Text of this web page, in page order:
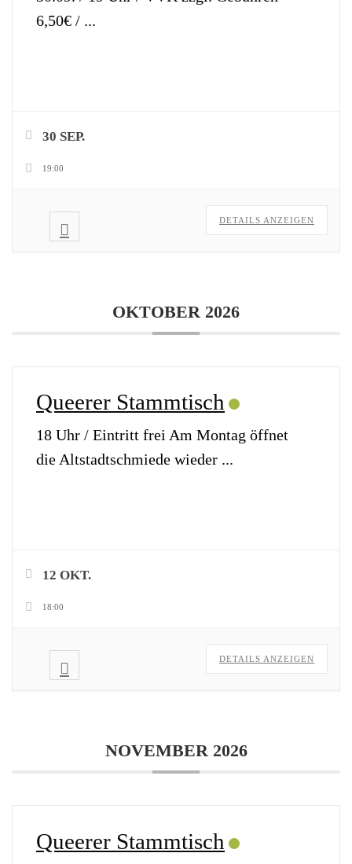
6,50€ / ...
30 SEP.
19:00
DETAILS ANZEIGEN
OKTOBER 2026
Queerer Stammtisch
18 Uhr / Eintritt frei Am Montag öffnet
die Altstadtschmiede wieder ...
12 OKT.
18:00
DETAILS ANZEIGEN
NOVEMBER 2026
Queerer Stammtisch